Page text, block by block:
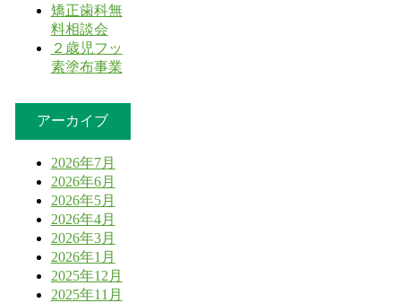
矯正歯科無
料相談会
２歳児フッ
素塗布事業
アーカイブ
2026年7月
2026年6月
2026年5月
2026年4月
2026年3月
2026年1月
2025年12月
2025年11月